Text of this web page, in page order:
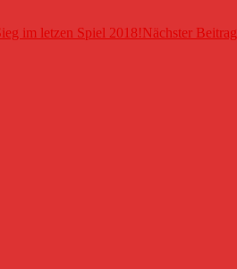
im letzen Spiel 2018!Nächster Beitrag